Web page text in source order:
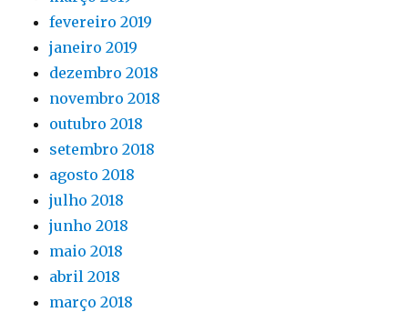
fevereiro 2019
janeiro 2019
dezembro 2018
novembro 2018
outubro 2018
setembro 2018
agosto 2018
julho 2018
junho 2018
maio 2018
abril 2018
março 2018